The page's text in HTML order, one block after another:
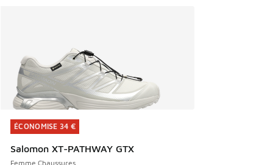
ÉCONOMISE 34 €
Salomon XT-PATHWAY GTX
Femme Chaussures
ÉCONOMISE 34 €